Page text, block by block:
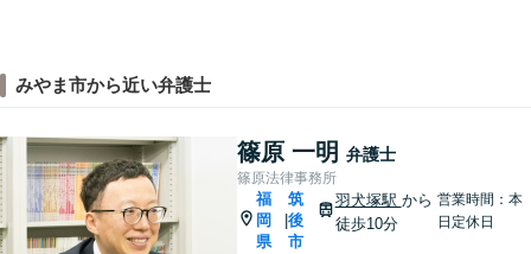
みやま市から近い弁護士
篠原 一明 弁護士
篠原法律事務所
福
岡
県
筑
後
市
羽犬塚駅 から
徒歩10分
営業時間：本
日定休日